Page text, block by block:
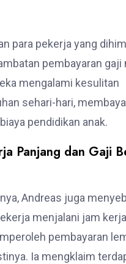
para pekerja yang
pembayaran
mengalami kesulitan
sehari-hari,
pendidikan anak.
Panjang dan Gaji
Andreas juga
menjalani jam
pembayaran
Ia mengklaim